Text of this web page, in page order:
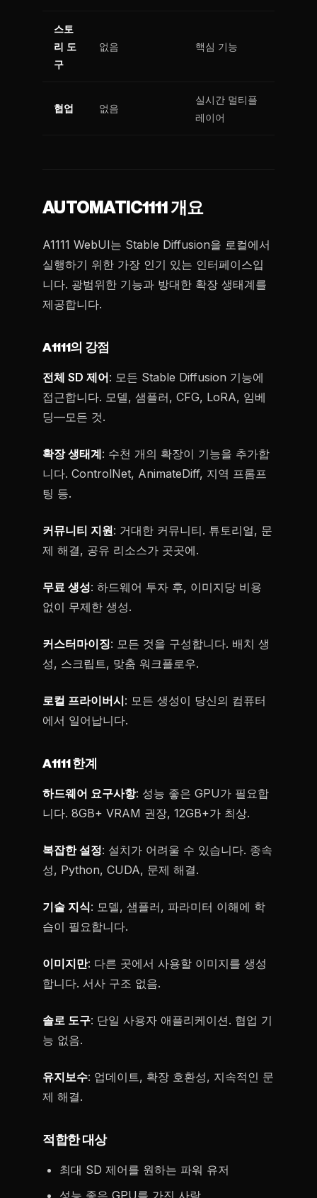
스토
리 도
구
없음 핵심 기능
협업 없음
실시간 멀티플
레이어
AUTOMATIC1111 개요
A1111 WebUI는 Stable Diffusion을 로컬에서
실행하기 위한 가장 인기 있는 인터페이스입
니다. 광범위한 기능과 방대한 확장 생태계를
제공합니다.
A1111의 강점
전체 SD 제어: 모든 Stable Diffusion 기능에
접근합니다. 모델, 샘플러, CFG, LoRA, 임베
딩—모든 것.
확장 생태계: 수천 개의 확장이 기능을 추가합
니다. ControlNet, AnimateDiff, 지역 프롬프
팅 등.
커뮤니티 지원: 거대한 커뮤니티. 튜토리얼, 문
제 해결, 공유 리소스가 곳곳에.
무료 생성: 하드웨어 투자 후, 이미지당 비용
없이 무제한 생성.
커스터마이징: 모든 것을 구성합니다. 배치 생
성, 스크립트, 맞춤 워크플로우.
로컬 프라이버시: 모든 생성이 당신의 컴퓨터
에서 일어납니다.
A1111 한계
하드웨어 요구사항: 성능 좋은 GPU가 필요합
니다. 8GB+ VRAM 권장, 12GB+가 최상.
복잡한 설정: 설치가 어려울 수 있습니다. 종속
성, Python, CUDA, 문제 해결.
기술 지식: 모델, 샘플러, 파라미터 이해에 학
습이 필요합니다.
이미지만: 다른 곳에서 사용할 이미지를 생성
합니다. 서사 구조 없음.
솔로 도구: 단일 사용자 애플리케이션. 협업 기
능 없음.
유지보수: 업데이트, 확장 호환성, 지속적인 문
제 해결.
적합한 대상
최대 SD 제어를 원하는 파워 유저
성능 좋은 GPU를 가진 사람